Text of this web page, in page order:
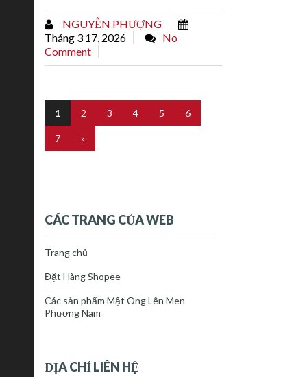
cần thoát nước tốt để tránh thối rễ.Khí
hậu: Ưa ẩm và mát mẻ, tuy nhiên cây có
khả năng thích...
NGUYỄN PHƯỢNG
Tháng 3 17, 2026
No
Comment
1 2 3 4 5 6
7 »
CÁC TRANG CỦA WEB
Trang chủ
Đặt Hàng Shopee
Các sản phẩm Mật Ong Lên Men
Phương Nam
ĐỊA CHỈ LIÊN HỆ